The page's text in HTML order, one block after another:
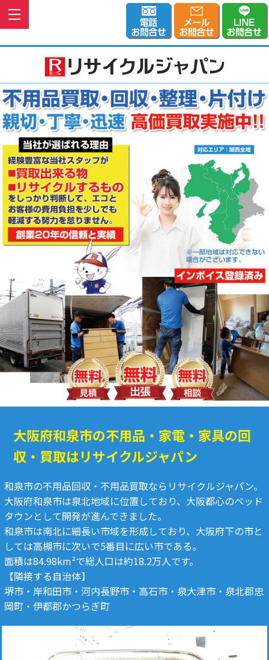
大阪府和泉市の不用品・家電・家具の回
収・買取はリサイクルジャパン
和泉市の不用品回収・不用品買取ならリサイクルジャパン。
大阪府和泉市は泉北地域に位置しており、大阪都心のベッド
タウンとして開発が進んできました。
和泉市は南北に細長い市域を形成しており、大阪府下の市と
しては高槻市に次いで5番目に広い市である。
面積は84.98km²で総人口は約18.2万人です。
【隣接する自治体】
堺市・岸和田市・河内長野市・高石市・泉大津市・泉北郡忠
岡町・伊都郡かつらぎ町